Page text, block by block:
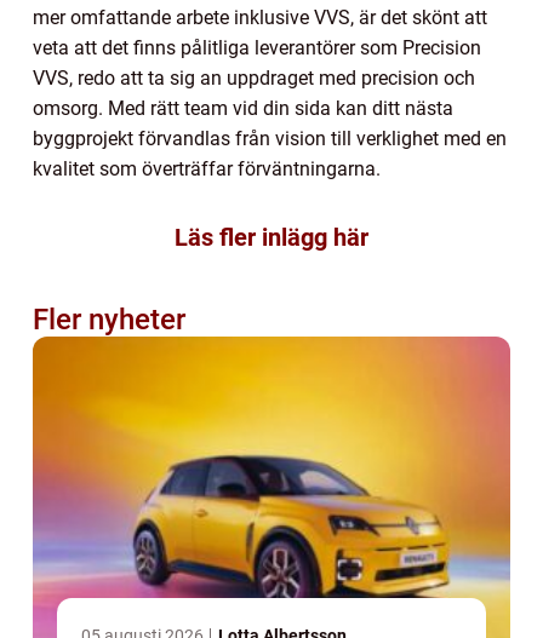
mer omfattande arbete inklusive VVS, är det skönt att
veta att det finns pålitliga leverantörer som Precision
VVS, redo att ta sig an uppdraget med precision och
omsorg. Med rätt team vid din sida kan ditt nästa
byggprojekt förvandlas från vision till verklighet med en
kvalitet som överträffar förväntningarna.
Läs fler inlägg här
Fler nyheter